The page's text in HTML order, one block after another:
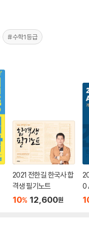
#수학1등급
2021 전한길 한국사 합
격생 필기노트
10% 12,600원
0